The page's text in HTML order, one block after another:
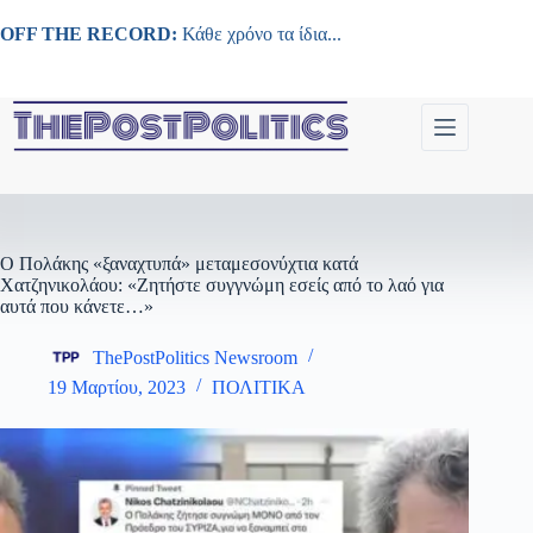
στο
OFF THE RECORD: Κάθε χρόνο τα ίδια...
Ο Πολάκης «ξαναχτυπά» μεταμεσονύχτια κατά
Χατζηνικολάου: «Ζητήστε συγγνώμη εσείς από το λαό για
αυτά που κάνετε…»
ThePostPolitics Newsroom
19 Μαρτίου, 2023
ΠΟΛΙΤΙΚΑ